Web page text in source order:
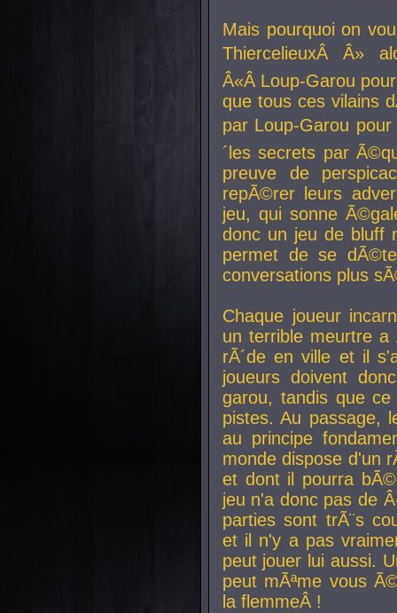
Mais pourquoi on
ThiercelieuxÂ Â»
Â«Â Loup-Garou
que tous ces vilains
par Loup-Garou
´les secrets par
preuve de
repÃ©rer leurs
jeu, qui sonne
donc un jeu de bluff
permet de se
conversations plus
Chaque joueur
un terrible meurtre
rÃ´de en ville et il
joueurs doivent
garou, tandis que
pistes. Au passage,
au principe
monde dispose d'un
et dont il pourra
jeu n'a donc pas de
parties sont trÃ¨s
et il n'y a pas
peut jouer lui aussi.
peut mÃªme vous
la flemmeÂ !